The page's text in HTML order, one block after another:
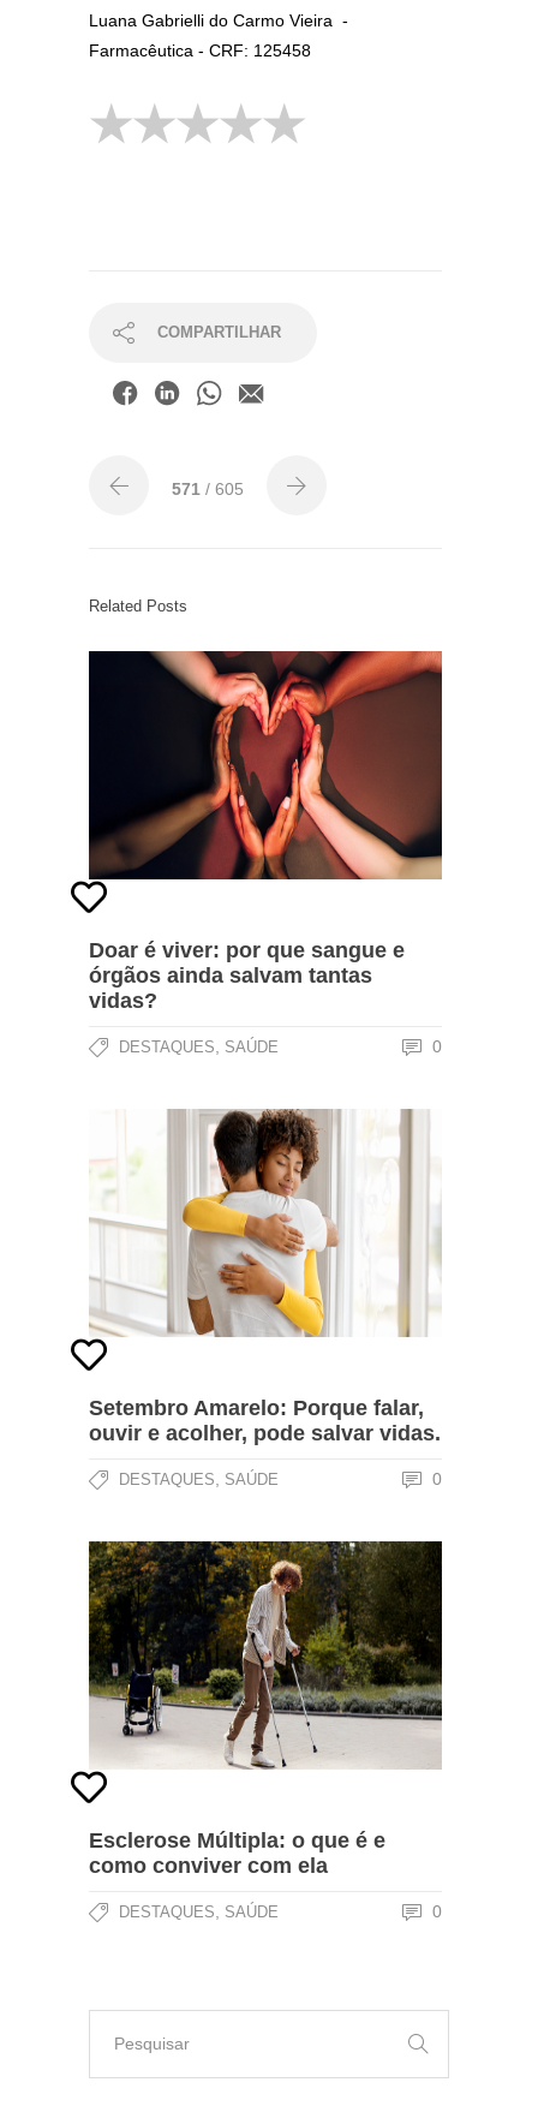
Luana Gabrielli do Carmo Vieira -
Farmacêutica - CRF: 125458
COMPARTILHAR
571 / 605
Related Posts
Doar é viver: por que sangue e
órgãos ainda salvam tantas
vidas?
DESTAQUES SAÚDE 0
Setembro Amarelo: Porque falar,
ouvir e acolher, pode salvar vidas.
DESTAQUES SAÚDE 0
Esclerose Múltipla: o que é e
como conviver com ela
DESTAQUES SAÚDE 0